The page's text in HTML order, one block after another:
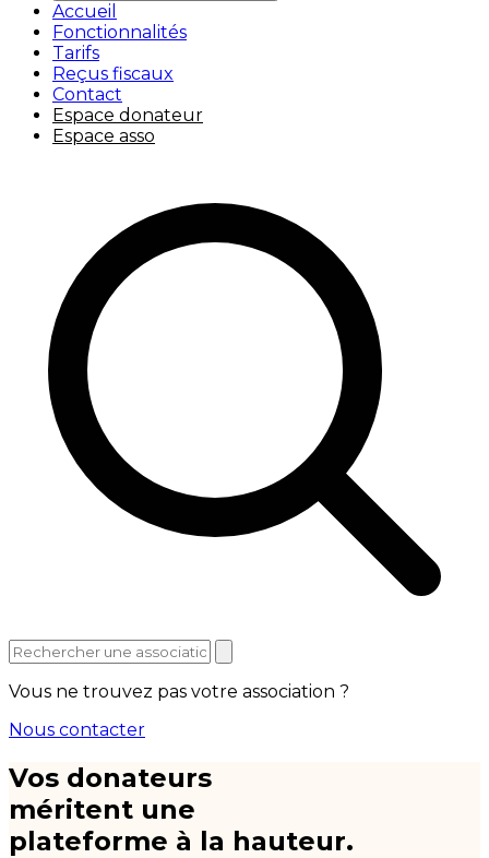
Accueil
Fonctionnalités
Tarifs
Reçus fiscaux
Contact
Espace donateur
Espace asso
Vous ne trouvez pas votre association ?
Nous contacter
Vos donateurs
méritent une
plateforme à la hauteur.